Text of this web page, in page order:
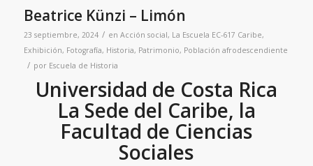
Beatrice Künzi – Limón
23 septiembre, 2024 / en Acción social, La Escuela EC-617 Caribe,
Exhibición, Fotografía, Historia, Patrimonio, Población afrodescendiente
/ por Escuela de Historia
Universidad de Costa Rica
La Sede del Caribe, la
Facultad de Ciencias
Sociales